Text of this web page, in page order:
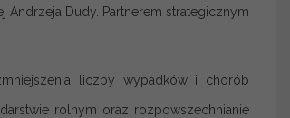
Dudy. Partnerem strategicznym
liczby wypadków i chorób
rolnym oraz rozpowszechnianie